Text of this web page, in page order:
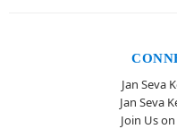
Jan Seva
Jan Seva
Join Us